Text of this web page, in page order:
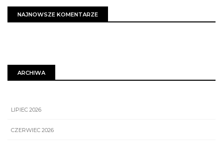
NAJNOWSZE KOMENTARZE
ARCHIWA
LIPIEC 2026
CZERWIEC 2026